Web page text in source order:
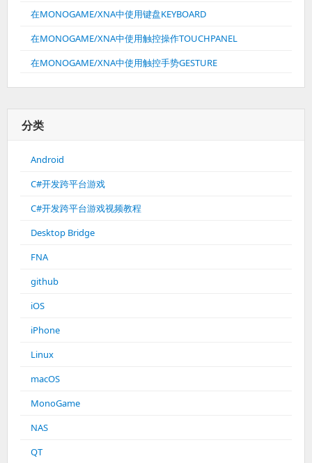
在MONOGAME/XNA中使用键盘KEYBOARD
在MONOGAME/XNA中使用触控操作TOUCHPANEL
在MONOGAME/XNA中使用触控手势GESTURE
分类
Android
C#开发跨平台游戏
C#开发跨平台游戏视频教程
Desktop Bridge
FNA
github
iOS
iPhone
Linux
macOS
MonoGame
NAS
QT